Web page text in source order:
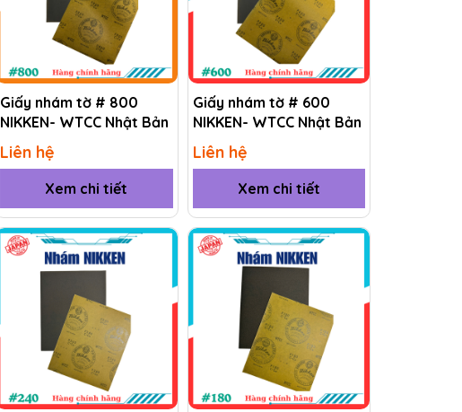
Giấy nhám tờ # 800
NIKKEN- WTCC Nhật Bản
Liên hệ
Xem chi tiết
Giấy nhám tờ # 600
NIKKEN- WTCC Nhật Bản
Liên hệ
Xem chi tiết